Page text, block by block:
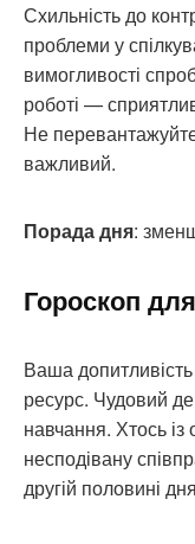
Схильність до
проблеми у
вимогливості
роботі —
Не
важливий.
Порада дня:
Гороскоп
Ваша
ресурс. Чудовий
навчання. Хтось
несподівану
другій половині